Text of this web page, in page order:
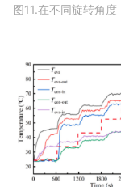
图11.在不同旋转角